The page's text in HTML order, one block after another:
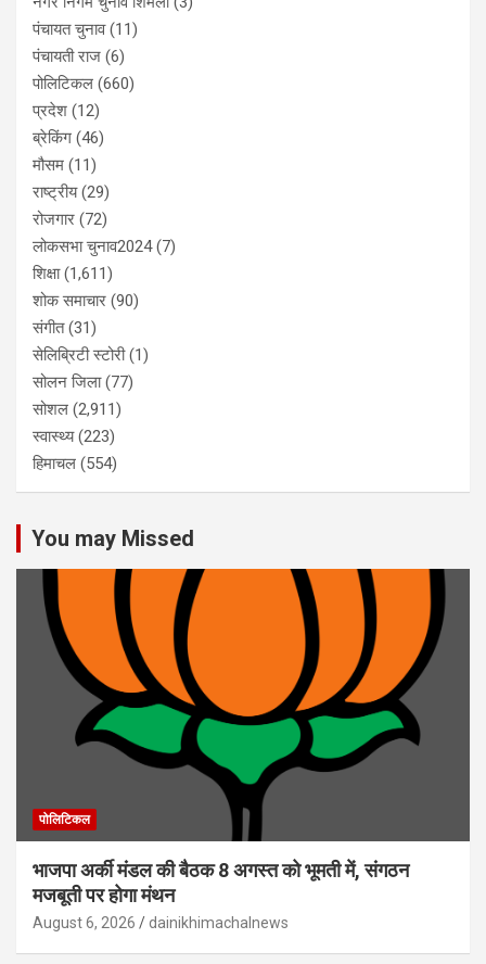
पंचायत चुनाव(11)
पंचायती राज (6)
पोलिटिकल (660)
प्रदेश (12)
ब्रेकिंग (46)
मौसम (11)
राष्ट्रीय(29)
रोजगार (72)
लोकसभा चुनाव2024(7)
शिक्षा(1,611)
शोक समाचार (90)
संगीत(31)
सेलिब्रिटी स्टोरी(1)
सोलन जिला(77)
सोशल (2,911)
स्वास्थ्य(223)
हिमाचल (554)
You may Missed
पोलिटिकल
भाजपा अर्की मंडल की बैठक 8 अगस्त को भूमती में, संगठन
मजबूती पर होगा मंथन
August 6, 2026 dainikhimachalnews